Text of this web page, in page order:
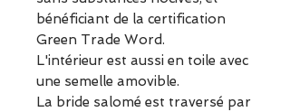
bénéficiant de la certification
Green Trade Word.
L'intérieur est aussi en toile avec
une semelle amovible.
La bride salomé est traversé par